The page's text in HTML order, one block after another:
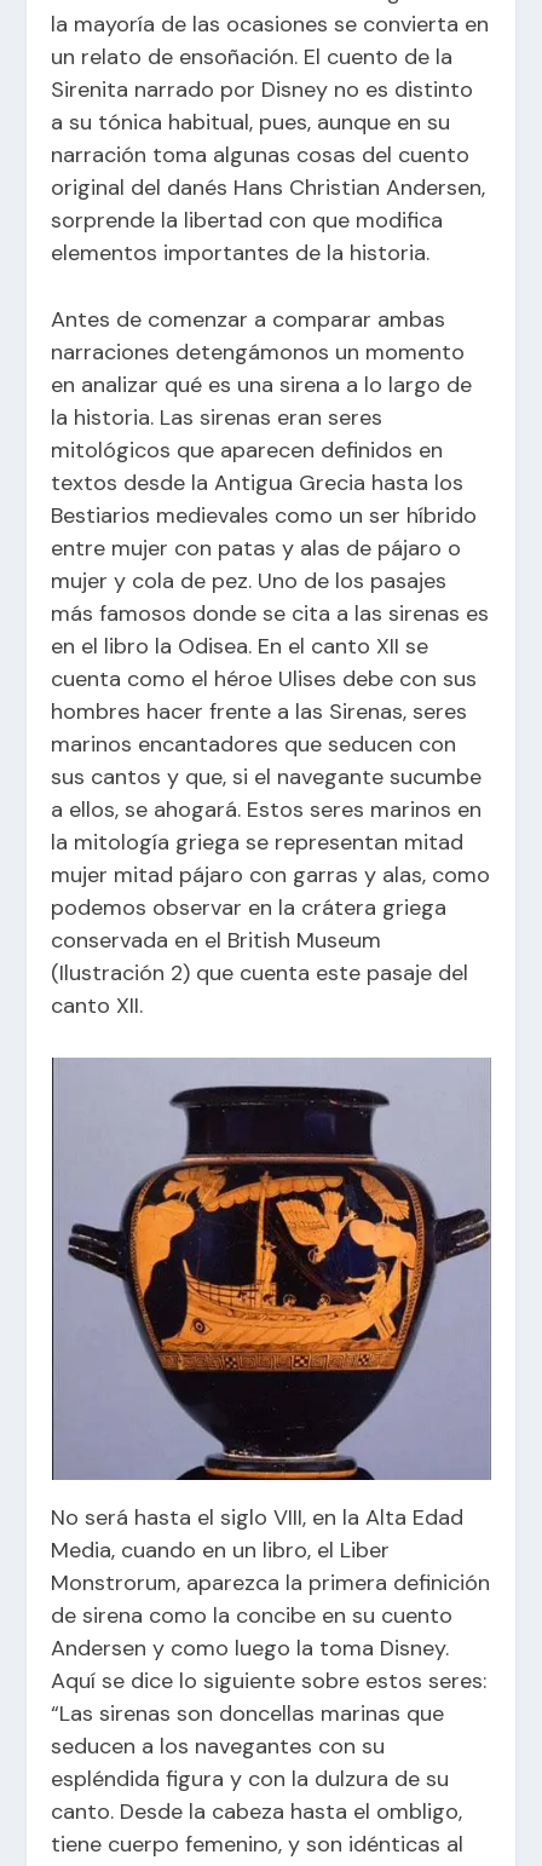
la mayoría de las ocasiones se convierta en
un relato de ensoñación. El cuento de la
Sirenita narrado por Disney no es distinto
a su tónica habitual, pues, aunque en su
narración toma algunas cosas del cuento
original del danés Hans Christian Andersen,
sorprende la libertad con que modifica
elementos importantes de la historia.
Antes de comenzar a comparar ambas
narraciones detengámonos un momento
en analizar qué es una sirena a lo largo de
la historia. Las sirenas eran seres
mitológicos que aparecen definidos en
textos desde la Antigua Grecia hasta los
Bestiarios medievales como un ser híbrido
entre mujer con patas y alas de pájaro o
mujer y cola de pez. Uno de los pasajes
más famosos donde se cita a las sirenas es
en el libro la Odisea. En el canto XII se
cuenta como el héroe Ulises debe con sus
hombres hacer frente a las Sirenas, seres
marinos encantadores que seducen con
sus cantos y que, si el navegante sucumbe
a ellos, se ahogará. Estos seres marinos en
la mitología griega se representan mitad
mujer mitad pájaro con garras y alas, como
podemos observar en la crátera griega
conservada en el British Museum
(Ilustración 2) que cuenta este pasaje del
canto XII.
No será hasta el siglo VIII, en la Alta Edad
Media, cuando en un libro, el Liber
Monstrorum, aparezca la primera definición
de sirena como la concibe en su cuento
Andersen y como luego la toma Disney.
Aquí se dice lo siguiente sobre estos seres:
“Las sirenas son doncellas marinas que
seducen a los navegantes con su
espléndida figura y con la dulzura de su
canto. Desde la cabeza hasta el ombligo,
tiene cuerpo femenino, y son idénticas al